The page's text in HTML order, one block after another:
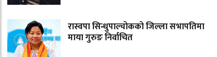
रास्वपा सिन्धुपाल्चोकको जिल्ला सभापतिमा
माया गुरुङ निर्वाचित